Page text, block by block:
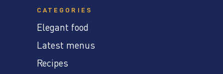
CATEGORIES
Elegant food
Latest menus
Recipes